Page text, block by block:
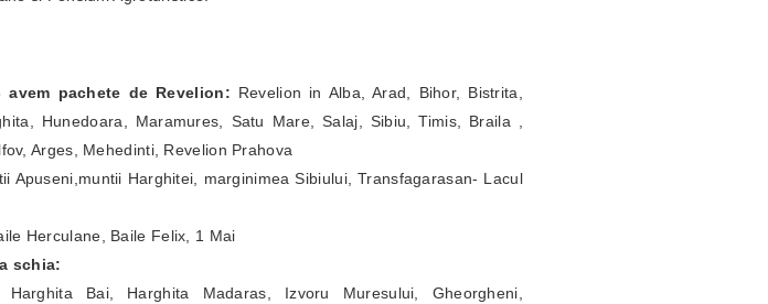
pachete de Revelion: Revelion in Alba, Arad, Bihor, Bistrita,
Hunedoara, Maramures, Satu Mare, Salaj, Sibiu, Timis, Braila ,
Arges, Mehedinti, Revelion Prahova
Apuseni,muntii Harghitei, marginimea Sibiului, Transfagarasan- Lacul
Herculane, Baile Felix, 1 Mai
schia:
Bai, Harghita Madaras, Izvoru Muresului, Gheorgheni,